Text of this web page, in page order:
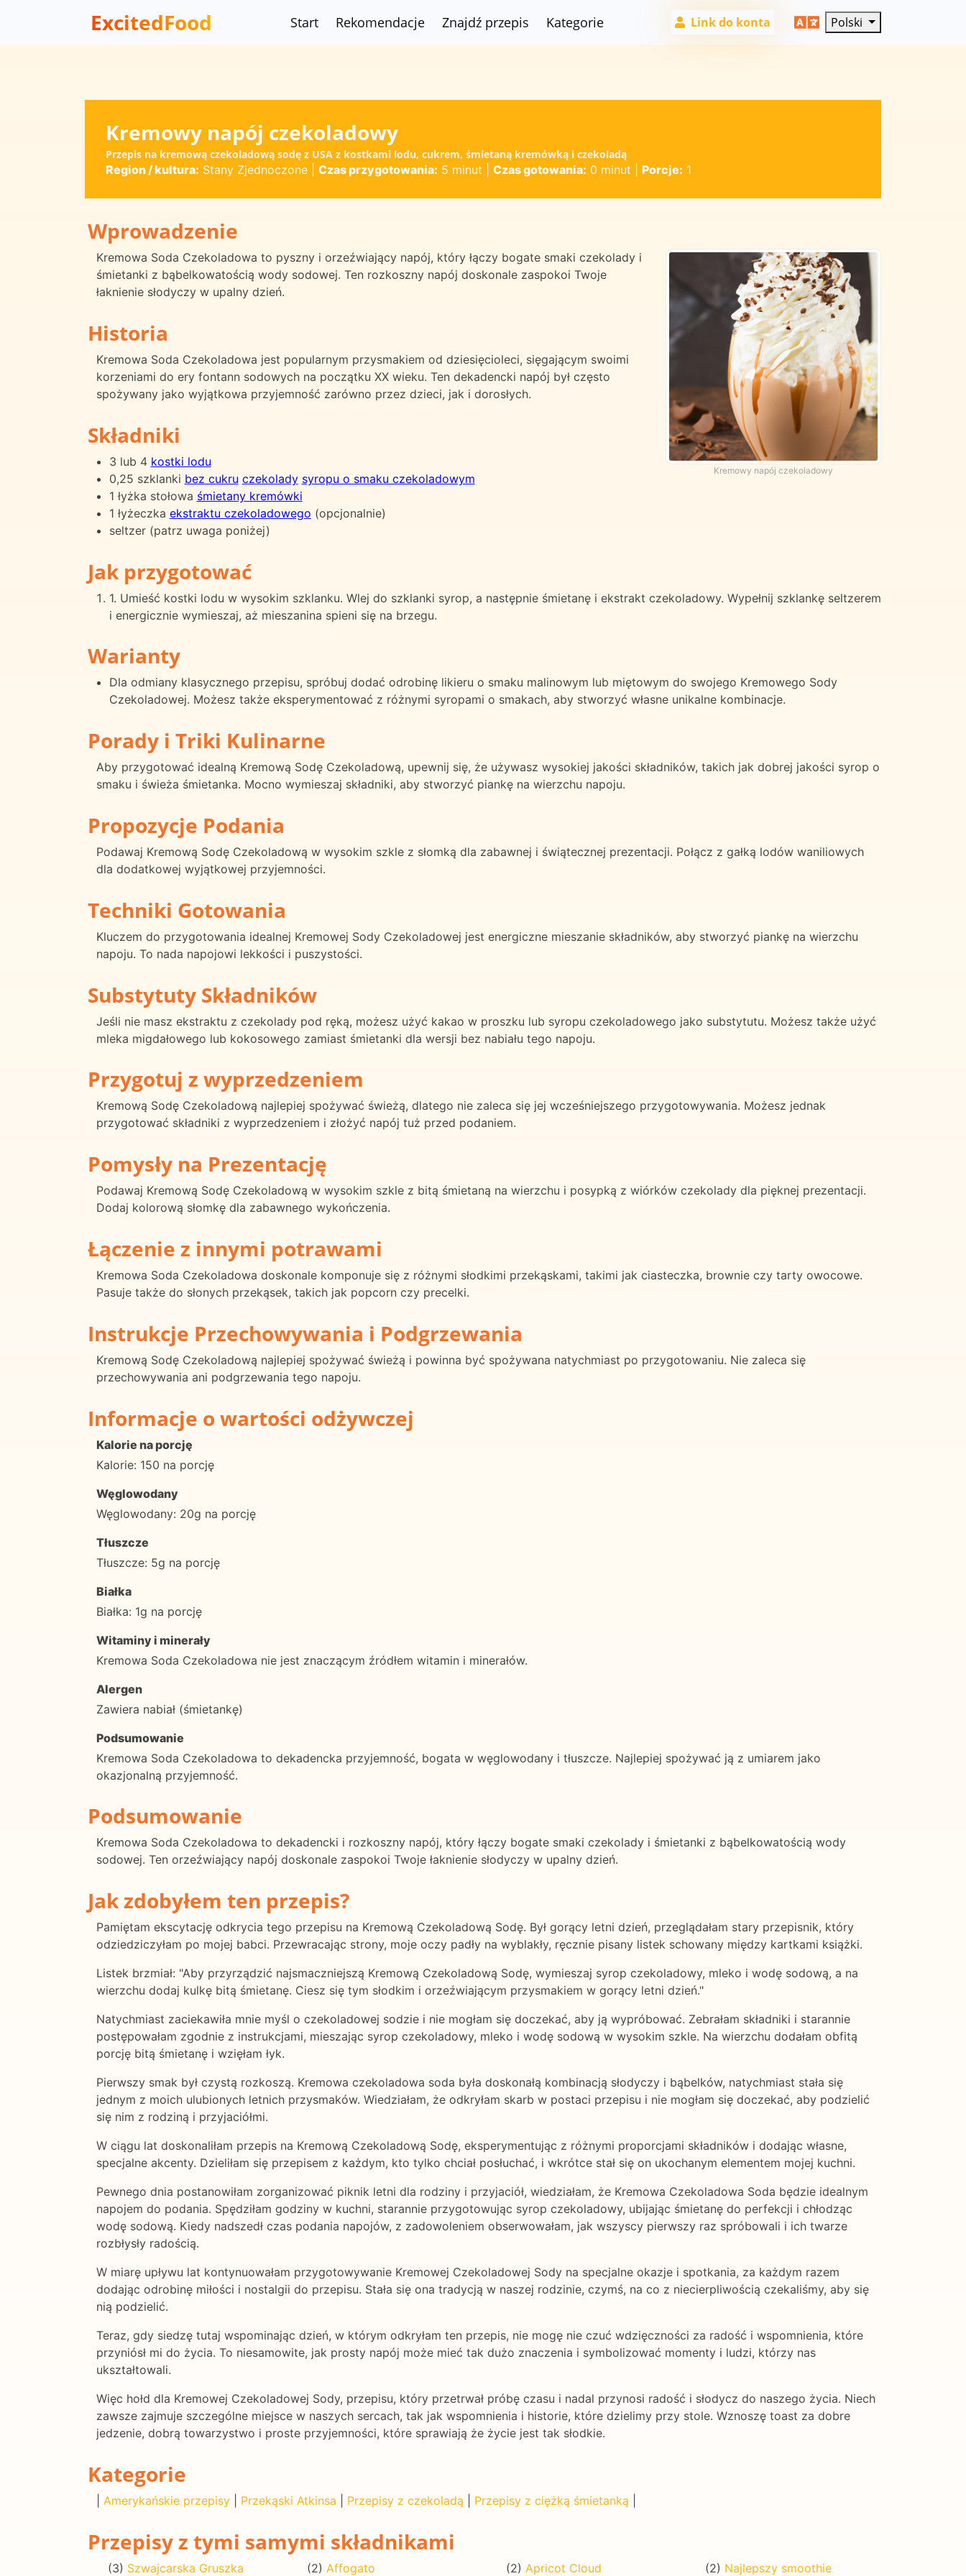
ExcitedFood Start Rekomendacje Znajdź przepis Kategorie Link do konta Polski
Kremowy napój czekoladowy
Przepis na kremową czekoladową sodę z USA z kostkami lodu, cukrem, śmietaną kremówką i czekoladą
Region / kultura: Stany Zjednoczone| Czas przygotowania: 5 minut Czas gotowania: 0 minut Porcje: 1
Wprowadzenie
Kremowy napój czekoladowy
Kremowa Soda Czekoladowa to pyszny i orzeźwiający napój, który łączy bogate smaki czekolady i
śmietanki z bąbelkowatością wody sodowej. Ten rozkoszny napój doskonale zaspokoi Twoje
łaknienie słodyczy w upalny dzień.
Historia
Kremowa Soda Czekoladowa jest popularnym przysmakiem od dziesięcioleci, sięgającym swoimi
korzeniami do ery fontann sodowych na początku XX wieku. Ten dekadencki napój był często
spożywany jako wyjątkowa przyjemność zarówno przez dzieci, jak i dorosłych.
Składniki
3 lub 4 kostki lodu
0,25 szklanki bez cukru czekolady syropu o smaku czekoladowym
1 łyżka stołowa śmietany kremówki
1 łyżeczka ekstraktu czekoladowego (opcjonalnie)
seltzer (patrz uwaga poniżej)
Jak przygotować
1. Umieść kostki lodu w wysokim szklanku. Wlej do szklanki syrop, a następnie śmietanę i ekstrakt czekoladowy. Wypełnij szklankę seltzerem
i energicznie wymieszaj, aż mieszanina spieni się na brzegu.
Warianty
Dla odmiany klasycznego przepisu, spróbuj dodać odrobinę likieru o smaku malinowym lub miętowym do swojego Kremowego Sody
Czekoladowej. Możesz także eksperymentować z różnymi syropami o smakach, aby stworzyć własne unikalne kombinacje.
Porady i Triki Kulinarne
Aby przygotować idealną Kremową Sodę Czekoladową, upewnij się, że używasz wysokiej jakości składników, takich jak dobrej jakości syrop o
smaku i świeża śmietanka. Mocno wymieszaj składniki, aby stworzyć piankę na wierzchu napoju.
Propozycje Podania
Podawaj Kremową Sodę Czekoladową w wysokim szkle z słomką dla zabawnej i świątecznej prezentacji. Połącz z gałką lodów waniliowych
dla dodatkowej wyjątkowej przyjemności.
Techniki Gotowania
Kluczem do przygotowania idealnej Kremowej Sody Czekoladowej jest energiczne mieszanie składników, aby stworzyć piankę na wierzchu
napoju. To nada napojowi lekkości i puszystości.
Substytuty Składników
Jeśli nie masz ekstraktu z czekolady pod ręką, możesz użyć kakao w proszku lub syropu czekoladowego jako substytutu. Możesz także użyć
mleka migdałowego lub kokosowego zamiast śmietanki dla wersji bez nabiału tego napoju.
Przygotuj z wyprzedzeniem
Kremową Sodę Czekoladową najlepiej spożywać świeżą, dlatego nie zaleca się jej wcześniejszego przygotowywania. Możesz jednak
przygotować składniki z wyprzedzeniem i złożyć napój tuż przed podaniem.
Pomysły na Prezentację
Podawaj Kremową Sodę Czekoladową w wysokim szkle z bitą śmietaną na wierzchu i posypką z wiórków czekolady dla pięknej prezentacji.
Dodaj kolorową słomkę dla zabawnego wykończenia.
Łączenie z innymi potrawami
Kremowa Soda Czekoladowa doskonale komponuje się z różnymi słodkimi przekąskami, takimi jak ciasteczka, brownie czy tarty owocowe.
Pasuje także do słonych przekąsek, takich jak popcorn czy precelki.
Instrukcje Przechowywania i Podgrzewania
Kremową Sodę Czekoladową najlepiej spożywać świeżą i powinna być spożywana natychmiast po przygotowaniu. Nie zaleca się
przechowywania ani podgrzewania tego napoju.
Informacje o wartości odżywczej
Kalorie na porcję
Kalorie: 150 na porcję
Węglowodany
Węglowodany: 20g na porcję
Tłuszcze
Tłuszcze: 5g na porcję
Białka
Białka: 1g na porcję
Witaminy i minerały
Kremowa Soda Czekoladowa nie jest znaczącym źródłem witamin i minerałów.
Alergen
Zawiera nabiał (śmietankę)
Podsumowanie
Kremowa Soda Czekoladowa to dekadencka przyjemność, bogata w węglowodany i tłuszcze. Najlepiej spożywać ją z umiarem jako
okazjonalną przyjemność.
Podsumowanie
Kremowa Soda Czekoladowa to dekadencki i rozkoszny napój, który łączy bogate smaki czekolady i śmietanki z bąbelkowatością wody
sodowej. Ten orzeźwiający napój doskonale zaspokoi Twoje łaknienie słodyczy w upalny dzień.
Jak zdobyłem ten przepis?
Pamiętam ekscytację odkrycia tego przepisu na Kremową Czekoladową Sodę. Był gorący letni dzień, przeglądałam stary przepisnik, który
odziedziczyłam po mojej babci. Przewracając strony, moje oczy padły na wyblakły, ręcznie pisany listek schowany między kartkami książki.
Listek brzmiał: "Aby przyrządzić najsmaczniejszą Kremową Czekoladową Sodę, wymieszaj syrop czekoladowy, mleko i wodę sodową, a na
wierzchu dodaj kulkę bitą śmietanę. Ciesz się tym słodkim i orzeźwiającym przysmakiem w gorący letni dzień."
Natychmiast zaciekawiła mnie myśl o czekoladowej sodzie i nie mogłam się doczekać, aby ją wypróbować. Zebrałam składniki i starannie
postępowałam zgodnie z instrukcjami, mieszając syrop czekoladowy, mleko i wodę sodową w wysokim szkle. Na wierzchu dodałam obfitą
porcję bitą śmietanę i wzięłam łyk.
Pierwszy smak był czystą rozkoszą. Kremowa czekoladowa soda była doskonałą kombinacją słodyczy i bąbelków, natychmiast stała się
jednym z moich ulubionych letnich przysmaków. Wiedziałam, że odkryłam skarb w postaci przepisu i nie mogłam się doczekać, aby podzielić
się nim z rodziną i przyjaciółmi.
W ciągu lat doskonaliłam przepis na Kremową Czekoladową Sodę, eksperymentując z różnymi proporcjami składników i dodając własne,
specjalne akcenty. Dzieliłam się przepisem z każdym, kto tylko chciał posłuchać, i wkrótce stał się on ukochanym elementem mojej kuchni.
Pewnego dnia postanowiłam zorganizować piknik letni dla rodziny i przyjaciół, wiedziałam, że Kremowa Czekoladowa Soda będzie idealnym
napojem do podania. Spędziłam godziny w kuchni, starannie przygotowując syrop czekoladowy, ubijając śmietanę do perfekcji i chłodząc
wodę sodową. Kiedy nadszedł czas podania napojów, z zadowoleniem obserwowałam, jak wszyscy pierwszy raz spróbowali i ich twarze
rozbłysły radością.
W miarę upływu lat kontynuowałam przygotowywanie Kremowej Czekoladowej Sody na specjalne okazje i spotkania, za każdym razem
dodając odrobinę miłości i nostalgii do przepisu. Stała się ona tradycją w naszej rodzinie, czymś, na co z niecierpliwością czekaliśmy, aby się
nią podzielić.
Teraz, gdy siedzę tutaj wspominając dzień, w którym odkryłam ten przepis, nie mogę nie czuć wdzięczności za radość i wspomnienia, które
przyniósł mi do życia. To niesamowite, jak prosty napój może mieć tak dużo znaczenia i symbolizować momenty i ludzi, którzy nas
ukształtowali.
Więc hołd dla Kremowej Czekoladowej Sody, przepisu, który przetrwał próbę czasu i nadal przynosi radość i słodycz do naszego życia. Niech
zawsze zajmuje szczególne miejsce w naszych sercach, tak jak wspomnienia i historie, które dzielimy przy stole. Wznoszę toast za dobre
jedzenie, dobrą towarzystwo i proste przyjemności, które sprawiają że życie jest tak słodkie.
Kategorie
Amerykańskie przepisy Przekąski Atkinsa Przepisy z czekoladą Przepisy z ciężką śmietanką
Przepisy z tymi samymi składnikami
(3) Szwajcarska Gruszka (2) Affogato (2) Apricot Cloud (2) Najlepszy smoothie